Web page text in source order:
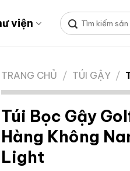
viện
Tìm
kiếm:
TRANG CHỦ / TÚI GẬY /
Túi Bọc Gậy
Hàng Không
Light